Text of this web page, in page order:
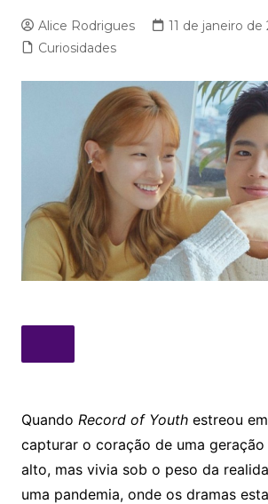
Alice Rodrigues
11 de janeiro de
Curiosidades
Quando Record of Youth estreou
capturar o coração de uma geração
alto, mas vivia sob o peso da
uma pandemia, onde os dramas